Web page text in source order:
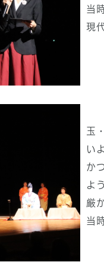
当
現
玉
い
か
よ
厳
当